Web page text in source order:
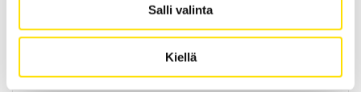
Salli valinta
Kiellä
LUE LISÄÄ